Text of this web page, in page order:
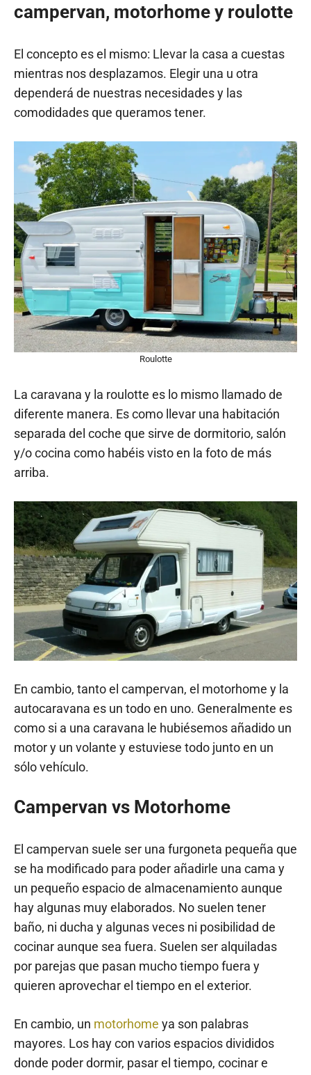
campervan, motorhome y roulotte
El concepto es el mismo: Llevar la casa a cuestas
mientras nos desplazamos. Elegir una u otra
dependerá de nuestras necesidades y las
comodidades que queramos tener.
Roulotte
La caravana y la roulotte es lo mismo llamado de
diferente manera. Es como llevar una habitación
separada del coche que sirve de dormitorio, salón
y/o cocina como habéis visto en la foto de más
arriba.
En cambio, tanto el campervan, el motorhome y la
autocaravana es un todo en uno. Generalmente es
como si a una caravana le hubiésemos añadido un
motor y un volante y estuviese todo junto en un
sólo vehículo.
Campervan vs Motorhome
El campervan suele ser una furgoneta pequeña que
se ha modificado para poder añadirle una cama y
un pequeño espacio de almacenamiento aunque
hay algunas muy elaborados. No suelen tener
baño, ni ducha y algunas veces ni posibilidad de
cocinar aunque sea fuera. Suelen ser alquiladas
por parejas que pasan mucho tiempo fuera y
quieren aprovechar el tiempo en el exterior.
En cambio, un motorhome ya son palabras
mayores. Los hay con varios espacios divididos
donde poder dormir, pasar el tiempo, cocinar e